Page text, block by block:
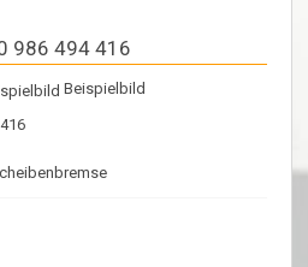
986 494 416
Beispielbild